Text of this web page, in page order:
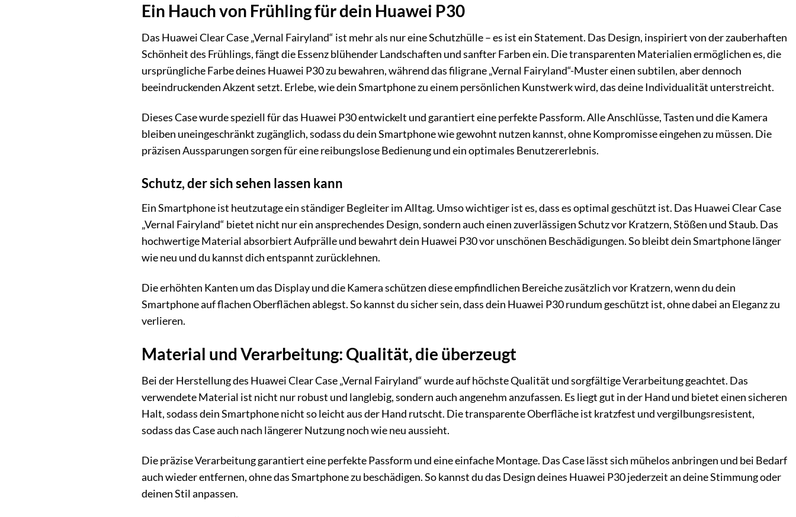
Ein Hauch von Frühling für dein Huawei P30
Das Huawei Clear Case „Vernal Fairyland“ ist mehr als nur eine Schutzhülle – es ist ein Statement. Das Design, inspiriert von der zauberhaften
Schönheit des Frühlings, fängt die Essenz blühender Landschaften und sanfter Farben ein. Die transparenten Materialien ermöglichen es, die
ursprüngliche Farbe deines Huawei P30 zu bewahren, während das filigrane „Vernal Fairyland“-Muster einen subtilen, aber dennoch
beeindruckenden Akzent setzt. Erlebe, wie dein Smartphone zu einem persönlichen Kunstwerk wird, das deine Individualität unterstreicht.
Dieses Case wurde speziell für das Huawei P30 entwickelt und garantiert eine perfekte Passform. Alle Anschlüsse, Tasten und die Kamera
bleiben uneingeschränkt zugänglich, sodass du dein Smartphone wie gewohnt nutzen kannst, ohne Kompromisse eingehen zu müssen. Die
präzisen Aussparungen sorgen für eine reibungslose Bedienung und ein optimales Benutzererlebnis.
Schutz, der sich sehen lassen kann
Ein Smartphone ist heutzutage ein ständiger Begleiter im Alltag. Umso wichtiger ist es, dass es optimal geschützt ist. Das Huawei Clear Case
„Vernal Fairyland“ bietet nicht nur ein ansprechendes Design, sondern auch einen zuverlässigen Schutz vor Kratzern, Stößen und Staub. Das
hochwertige Material absorbiert Aufprälle und bewahrt dein Huawei P30 vor unschönen Beschädigungen. So bleibt dein Smartphone länger
wie neu und du kannst dich entspannt zurücklehnen.
Die erhöhten Kanten um das Display und die Kamera schützen diese empfindlichen Bereiche zusätzlich vor Kratzern, wenn du dein
Smartphone auf flachen Oberflächen ablegst. So kannst du sicher sein, dass dein Huawei P30 rundum geschützt ist, ohne dabei an Eleganz zu
verlieren.
Material und Verarbeitung: Qualität, die überzeugt
Bei der Herstellung des Huawei Clear Case „Vernal Fairyland“ wurde auf höchste Qualität und sorgfältige Verarbeitung geachtet. Das
verwendete Material ist nicht nur robust und langlebig, sondern auch angenehm anzufassen. Es liegt gut in der Hand und bietet einen sicheren
Halt, sodass dein Smartphone nicht so leicht aus der Hand rutscht. Die transparente Oberfläche ist kratzfest und vergilbungsresistent,
sodass das Case auch nach längerer Nutzung noch wie neu aussieht.
Die präzise Verarbeitung garantiert eine perfekte Passform und eine einfache Montage. Das Case lässt sich mühelos anbringen und bei Bedarf
auch wieder entfernen, ohne das Smartphone zu beschädigen. So kannst du das Design deines Huawei P30 jederzeit an deine Stimmung oder
deinen Stil anpassen.